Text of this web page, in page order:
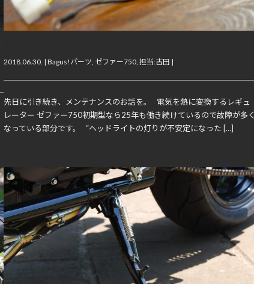
2018.06.30. | Bagus!パーツ ゼファー750, 担当:古田 |
先日に引き続き、メンテナンスのお話を。 電気を熱に変換するレギュ
レーター ゼファー750初期型なら25年も働き続けているので故障が多く
なっている部分です。 “ヘッドライトの灯りが不安定になった […]